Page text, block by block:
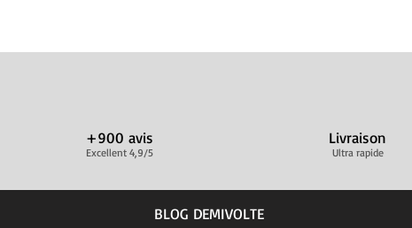
+900 avis
Excellent 4,9/5
Livraison
Ultra rapide
BLOG DEMIVOLTE